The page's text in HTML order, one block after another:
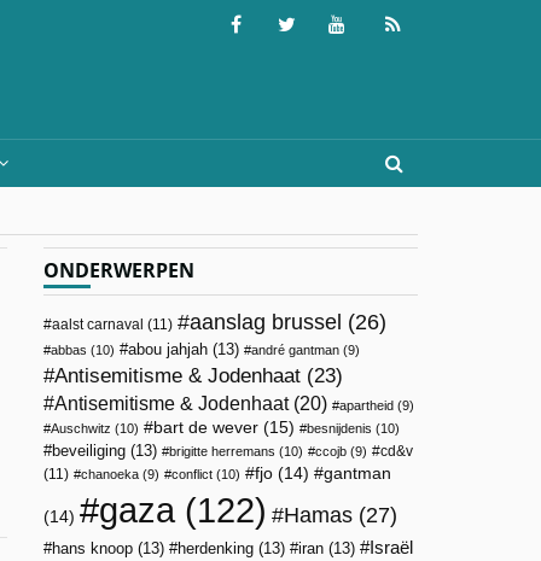
ONDERWERPEN
aalst carnaval (11) aanslag brussel (26)
abbas (10) abou jahjah (13) andré gantman (9)
Antisemitisme & Jodenhaat (23)
Antisemitisme & Jodenhaat(20) apartheid (9)
Auschwitz (10) bart de wever (15) besnijdenis (10)
beveiliging (13) brigitte herremans (10) ccojb (9)
cd&v
(11)
chanoeka (9) conflict (10) fjo (14) gantman
(14) gaza(122) Hamas (27)
hans knoop (13) herdenking (13) iran (13)
Israël